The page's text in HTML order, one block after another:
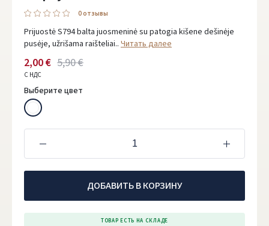
0 oтзывы
Prijuostė S794 balta juosmeninė su patogia kišene dešinėje
pusėje, užrišama raišteliai.. Читать далее
5,90 €
2,00 €
С НДС
Выберите цвет
ДОБАВИТЬ В КОРЗИНУ
ТОВАР ЕСТЬ НА СКЛАДЕ